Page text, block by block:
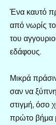
Ένα καυτό
από νωρίς
του
εδάφους.
Μικρά
σαν να
στιγμή, όσο
πρώτο βήμα